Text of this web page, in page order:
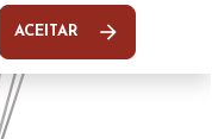
ACEITAR arrow_forward